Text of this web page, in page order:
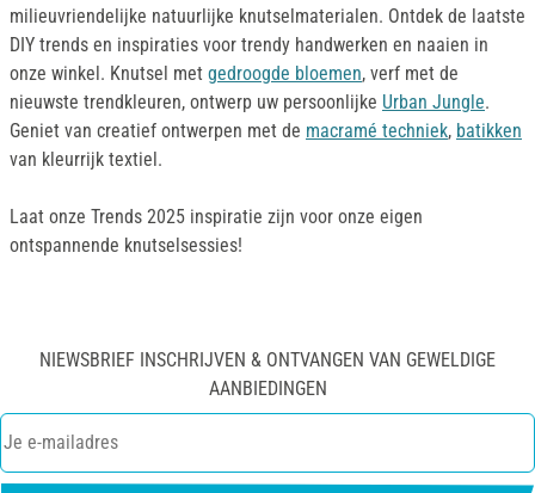
milieuvriendelijke natuurlijke knutselmaterialen. Ontdek de laatste
DIY trends en inspiraties voor trendy handwerken en naaien in
onze winkel. Knutsel met gedroogde bloemen, verf met de
nieuwste trendkleuren, ontwerp uw persoonlijke Urban Jungle.
Geniet van creatief ontwerpen met de macramé techniek, batikken
van kleurrijk textiel.
Laat onze Trends 2025 inspiratie zijn voor onze eigen
ontspannende knutselsessies!
NIEWSBRIEF INSCHRIJVEN & ONTVANGEN VAN GEWELDIGE
AANBIEDINGEN